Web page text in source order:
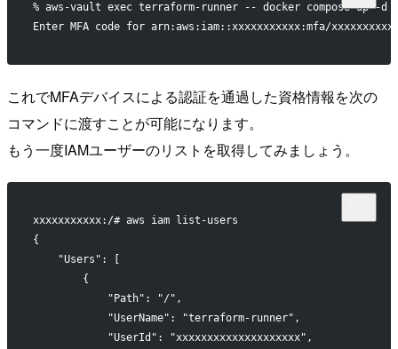
% aws-vault exec terraform-runner -- docker compose up -
Enter MFA code for arn:aws:iam::xxxxxxxxxxx:mfa/
これでMFAデバイスによる認証を通過した資格情報を次の
コマンドに渡すことが可能になります。
もう一度IAMユーザーのリストを取得してみましょう。
xxxxxxxxxxx:/# aws iam list-users
{
    "Users": [
        {
            "Path": "/",
            "UserName": "terraform-runner",
            "UserId": "xxxxxxxxxxxxxxxxxxxx",